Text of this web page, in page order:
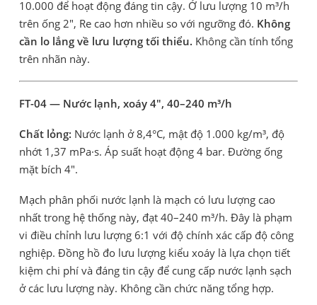
10.000 để hoạt động đáng tin cậy. Ở lưu lượng 10 m³/h
trên ống 2", Re cao hơn nhiều so với ngưỡng đó. Không
cần lo lắng về lưu lượng tối thiểu. Không cần tính tổng
trên nhãn này.
FT-04 — Nước lạnh, xoáy 4", 40–240 m³/h
Chất lỏng: Nước lạnh ở 8,4°C, mật độ 1.000 kg/m³, độ
nhớt 1,37 mPa·s. Áp suất hoạt động 4 bar. Đường ống
mặt bích 4".
Mạch phân phối nước lạnh là mạch có lưu lượng cao
nhất trong hệ thống này, đạt 40–240 m³/h. Đây là phạm
vi điều chỉnh lưu lượng 6:1 với độ chính xác cấp độ công
nghiệp. Đồng hồ đo lưu lượng kiểu xoáy là lựa chọn tiết
kiệm chi phí và đáng tin cậy để cung cấp nước lạnh sạch
ở các lưu lượng này. Không cần chức năng tổng hợp.